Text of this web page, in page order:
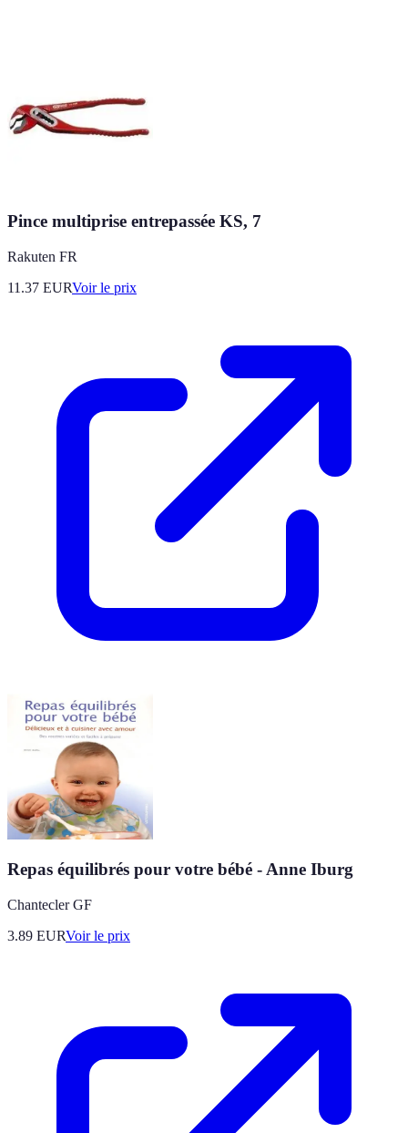
Pince multiprise entrepassée KS, 7
Rakuten FR
11.37 EURVoir le prix
Repas équilibrés pour votre bébé - Anne Iburg
Chantecler GF
3.89 EURVoir le prix